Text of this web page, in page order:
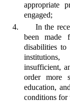
appropriate
engaged;
4.
In the
been made
disabilities to
insufficient,
order more
education,
conditions for